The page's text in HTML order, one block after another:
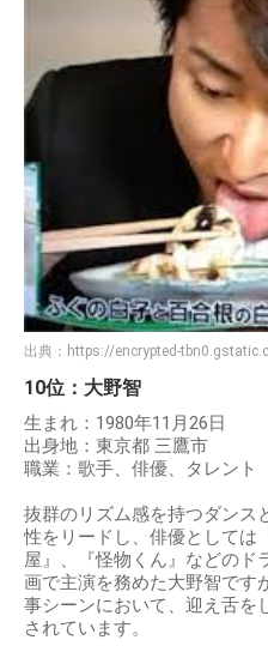
出典： https://encrypted-
10位：大野智
生まれ：1980年11月26日
出身地：東京都 三鷹市
職業：歌手、俳優、タレント
抜群のリズム感を持つダンス
性をリードし、俳優としては
屋』、『怪物くん』などのド
画で主演を務めた大野智です
事シーンにおいて、迎え舌を
されています。